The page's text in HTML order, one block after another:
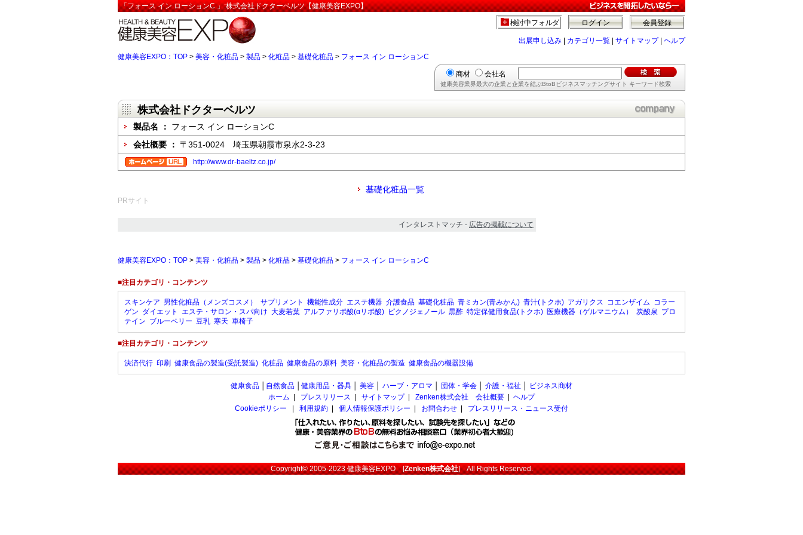
「フォース イン ローションC 」:株式会社ドクターベルツ【健康美容EXPO】
会員登録
ログイン
検討中フォルダ
出展申し込み カテゴリ一覧 サイトマップ| ヘルプ
健康美容EXPO：TOP > 美容・化粧品 > 製品 > 化粧品 > 基礎化粧品 > フォース イン ローションC
商材 会社名
健康美容業界最大の企業と企業を結ぶBtoBビジネスマッチングサイト キーワード検索
株式会社ドクターベルツ
製品名 ： フォース イン ローションC
会社概要 ： 〒351-0024 埼玉県朝霞市泉水2-3-23
http://www.dr-baeltz.co.jp/
基礎化粧品一覧
PRサイト
インタレストマッチ - 広告の掲載について
健康美容EXPO：TOP > 美容・化粧品 > 製品 > 化粧品 > 基礎化粧品 > フォース イン ローションC
■注目カテゴリ・コンテンツ
スキンケア 男性化粧品（メンズコスメ） サプリメント 機能性成分 エステ機器 介護食品 基礎化粧品 青ミカン(青みかん) 青汁(トクホ) アガリクス コエンザイム コラー
ゲン ダイエット エステ・サロン・スパ向け 大麦若葉 アルファリポ酸(αリポ酸) ピクノジェノール 黒酢 特定保健用食品(トクホ) 医療機器（ゲルマニウム） 炭酸泉 プロ
テイン ブルーベリー 豆乳 寒天 車椅子
■注目カテゴリ・コンテンツ
決済代行 印刷 健康食品の製造(受託製造) 化粧品 健康食品の原料 美容・化粧品の製造 健康食品の機器設備
健康食品 自然食品 健康用品・器具 美容 ハーブ・アロマ 団体・学会 介護・福祉
ビジネス商材
ホーム
プレスリリース サイトマップ| Zenken株式会社 会社概要
ヘルプ
Cookieポリシー
利用規約 個人情報保護ポリシー お問合わせ プレスリリース・ニュース受付
Copyright© 2005-2023健康美容EXPO[Zenken株式会社] All Rights Reserved.